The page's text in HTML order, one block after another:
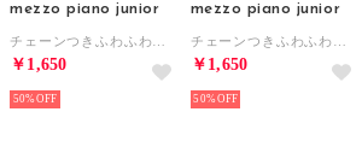
mezzo piano junior
￥1,650
50%
mezzo piano junior
￥1,650
50%